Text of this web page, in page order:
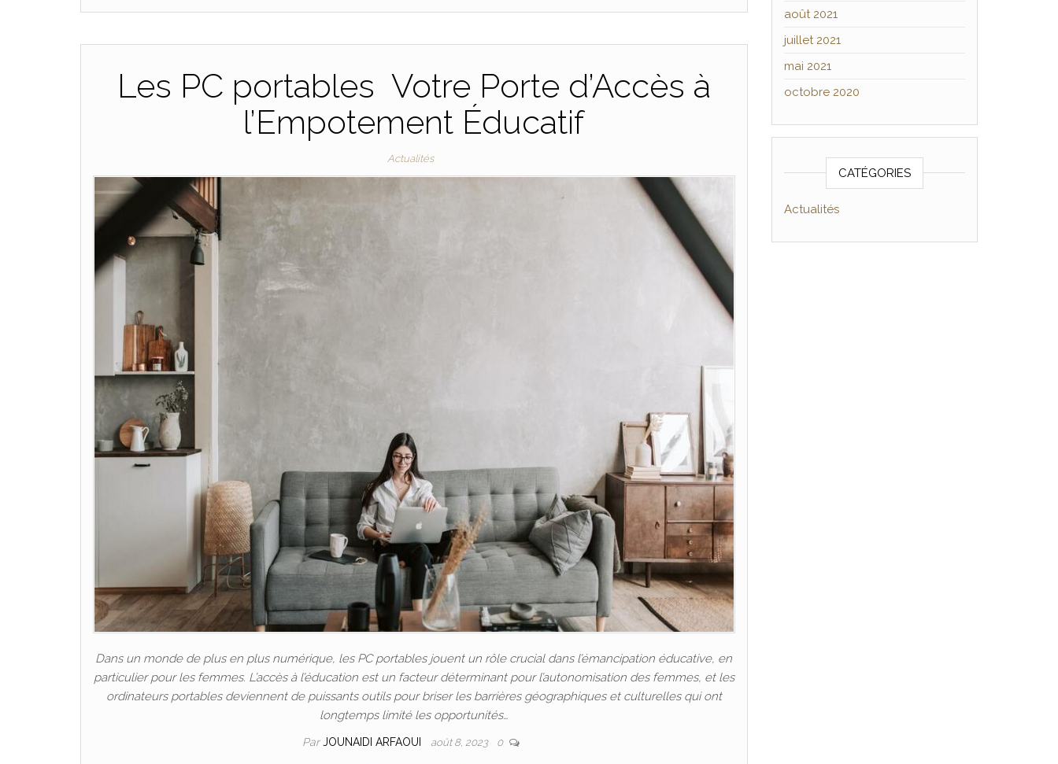
Les PC portables Votre Porte d’Accès à
l’Empotement Éducatif
Actualités
Dans un monde de plus en plus numérique, les PC portables jouent un rôle crucial dans l’émancipation éducative, en
particulier pour les femmes. L’accès à l’éducation est un facteur déterminant pour l’autonomisation des femmes, et les
ordinateurs portables deviennent de puissants outils pour briser les barrières géographiques et culturelles qui ont
longtemps limité les opportunités…
ParJOUNAIDI ARFAOUI août 8, 2023 0
août 2021
juillet 2021
mai 2021
octobre 2020
CATÉGORIES
Actualités